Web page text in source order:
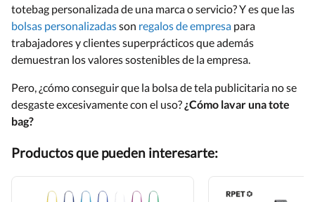
totebag personalizada de una marca o servicio? Y es que las
bolsas personalizadasson regalos de empresa para
trabajadores y clientes superprácticos que además
demuestran los valores sostenibles de la empresa.
Pero, ¿cómo conseguir que la bolsa de tela publicitaria no se
desgaste excesivamente con el uso?¿Cómo lavar una tote
bag?
Productos que pueden interesarte: